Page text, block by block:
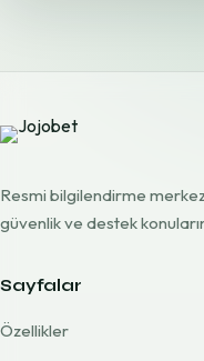
Resmi bilgilendirme
güvenlik ve destek
Sayfalar
Özellikler